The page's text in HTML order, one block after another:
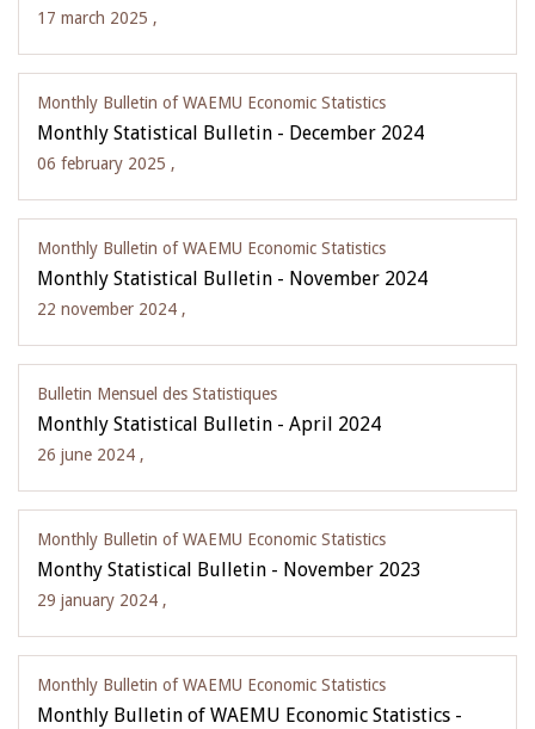
17 march 2025 ,
Monthly Bulletin of WAEMU Economic Statistics
Monthly Statistical Bulletin - December 2024
06 february 2025 ,
Monthly Bulletin of WAEMU Economic Statistics
Monthly Statistical Bulletin - November 2024
22 november 2024 ,
Bulletin Mensuel des Statistiques
Monthly Statistical Bulletin - April 2024
26 june 2024 ,
Monthly Bulletin of WAEMU Economic Statistics
Monthy Statistical Bulletin - November 2023
29 january 2024 ,
Monthly Bulletin of WAEMU Economic Statistics
Monthly Bulletin of WAEMU Economic Statistics -